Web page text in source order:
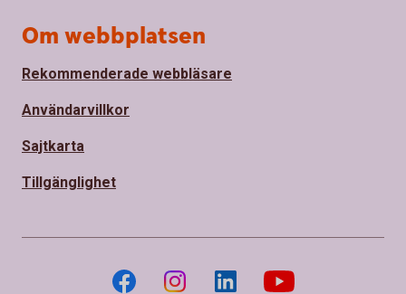
Om webbplatsen
Rekommenderade webbläsare
Användarvillkor
Sajtkarta
Tillgänglighet